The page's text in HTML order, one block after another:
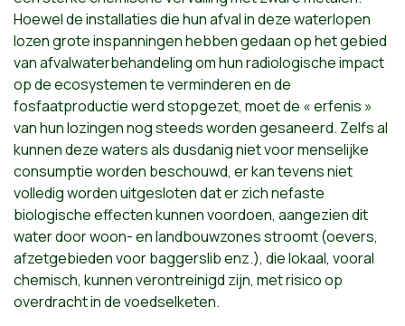
Hoewel de installaties die hun afval in deze waterlopen
lozen grote inspanningen hebben gedaan op het gebied
van afvalwaterbehandeling om hun radiologische impact
op de ecosystemen te verminderen en de
fosfaatproductie werd stopgezet, moet de « erfenis »
van hun lozingen nog steeds worden gesaneerd. Zelfs al
kunnen deze waters als dusdanig niet voor menselijke
consumptie worden beschouwd, er kan tevens niet
volledig worden uitgesloten dat er zich nefaste
biologische effecten kunnen voordoen, aangezien dit
water door woon- en landbouwzones stroomt (oevers,
afzetgebieden voor baggerslib enz.), die lokaal, vooral
chemisch, kunnen verontreinigd zijn, met risico op
overdracht in de voedselketen.